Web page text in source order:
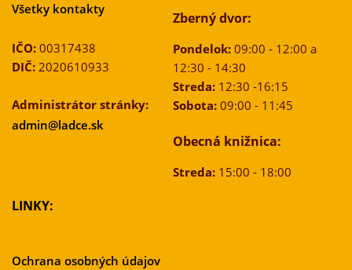
Všetky kontakty
IČO: 00317438
DIČ: 2020610933
Administrátor stránky:
admin@ladce.sk
Zberný dvor:
Pondelok:09:00 - 12:00 a
12:30 - 14:30
Streda:12:30 -16:15
Sobota:09:00 - 11:45
Obecná knižnica:
Streda:15:00 - 18:00
LINKY:
Ochrana osobných údajov